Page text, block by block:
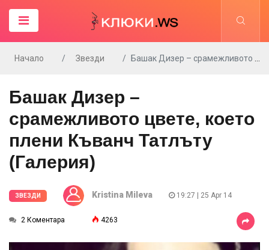
Начало Звезди Башак Дизер – срамежливото цвете, което плени Къванч Татлъту (Галерия)
Башак Дизер –
срамежливото цвете, което
плени Къванч Татлъту
(Галерия)
ЗВЕЗДИ Kristina Mileva 19:27 | 25 Apr 14
2 Коментара 4263